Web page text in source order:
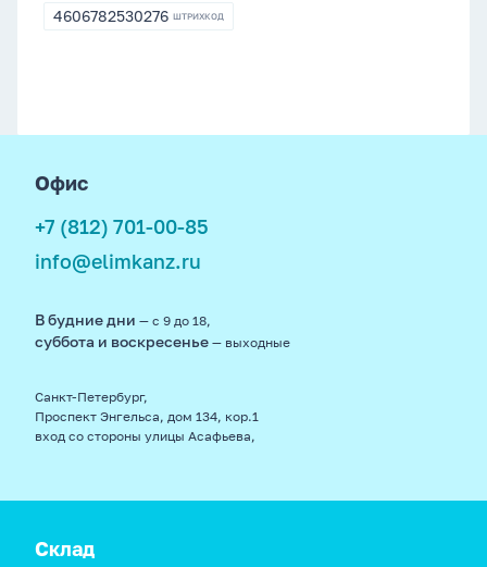
4606782530276
4606782530276 ШТРИХКОД
Офис
+7 (812) 701-00-85
info@elimkanz.ru
В будние дни — с 9 до 18,
суббота и воскресенье — выходные
Санкт-Петербург,
Проспект Энгельса, дом 134, кор.1
вход со стороны улицы Асафьева,
Склад